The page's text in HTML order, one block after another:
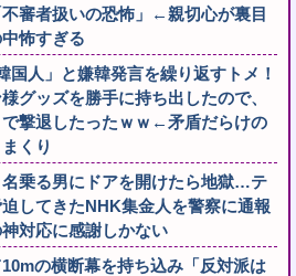
審者扱いの恐怖」←親切心が裏目
怖すぎる
国人」と嫌韓発言を繰り返すトメ！
グッズを勝手に持ち出したので、
で撃退したったｗｗ←矛盾だらけの
くり
名乗る男にドアを開けたら地獄…テ
してきたNHK集金人を警察に通報
対応に感謝しかない
の横断幕を持ち込み「反対派は